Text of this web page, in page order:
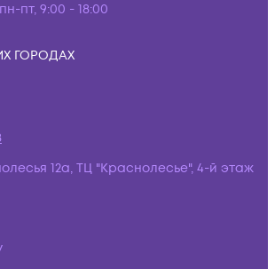
пн-пт, 9:00 - 18:00
ГОРОДАХ
12а, ТЦ "Краснолесье", 4-й этаж